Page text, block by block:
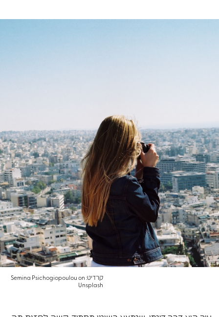
קרדיט: Semina Psichogiopoulou on
Unsplash